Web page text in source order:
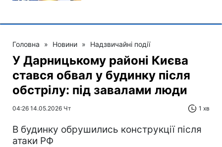
Головна » Новини » Надзвичайні події
У Дарницькому районі Києва
стався обвал у будинку після
обстрілу: під завалами люди
04:26 14.05.2026 Чт 1 хв
В будинку обрушились конструкції після
атаки РФ